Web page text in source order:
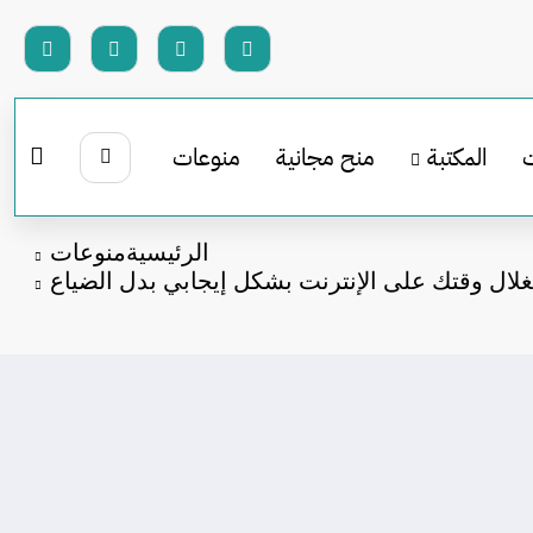
المكتبة منح مجانية منوعات
الرئيسيةمنوعات
وقتك على الإنترنت بشكل إيجابي بدل الضياع